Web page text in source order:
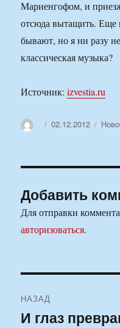
Мариенгофом, и
отсюда вытащить. Еще
бывают, но я ни разу
классическая музыка?
Источник:izvestia.ru
АвторОпубликовано
02.12.2012
Добавить
Для отправки
авторизоваться.
по
НАЗАД
Предыдущая
И глаз